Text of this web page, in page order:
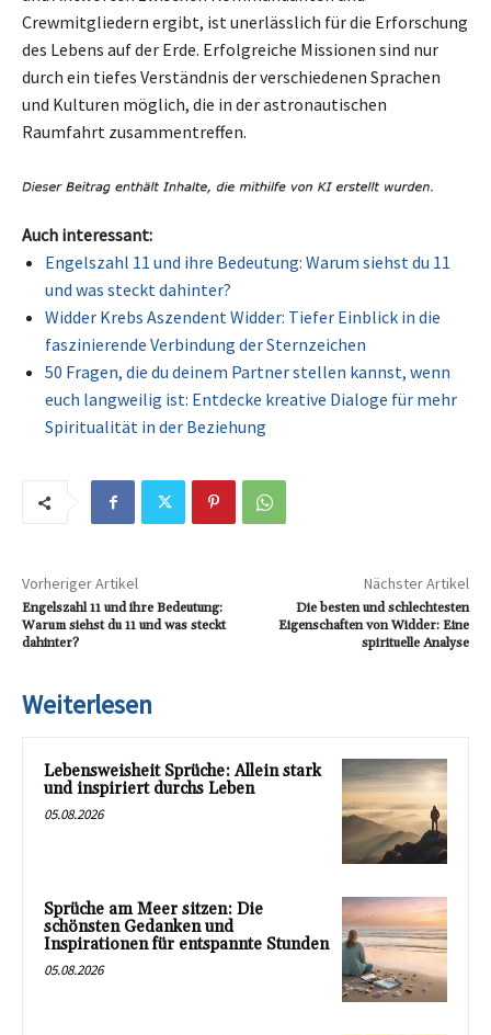
Crewmitgliedern ergibt, ist unerlässlich für die Erforschung
des Lebens auf der Erde. Erfolgreiche Missionen sind nur
durch ein tiefes Verständnis der verschiedenen Sprachen
und Kulturen möglich, die in der astronautischen
Raumfahrt zusammentreffen.
Auch interessant:
Engelszahl 11 und ihre Bedeutung: Warum siehst du 11
und was steckt dahinter?
Widder Krebs Aszendent Widder: Tiefer Einblick in die
faszinierende Verbindung der Sternzeichen
50 Fragen, die du deinem Partner stellen kannst, wenn
euch langweilig ist: Entdecke kreative Dialoge für mehr
Spiritualität in der Beziehung
Vorheriger Artikel
Engelszahl 11 und ihre Bedeutung:
Warum siehst du 11 und was steckt
dahinter?
Nächster Artikel
Die besten und schlechtesten
Eigenschaften von Widder: Eine
spirituelle Analyse
Weiterlesen
Lebensweisheit Sprüche: Allein stark
und inspiriert durchs Leben
05.08.2026
Sprüche am Meer sitzen: Die
schönsten Gedanken und
Inspirationen für entspannte Stunden
05.08.2026